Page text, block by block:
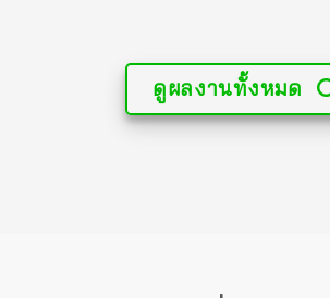
ดูผลงานทั้งหมด